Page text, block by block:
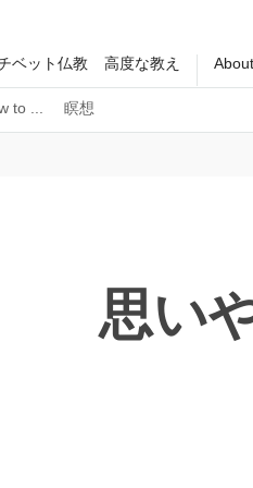
to ... 瞑想
ベット仏教 高度な教え
思い